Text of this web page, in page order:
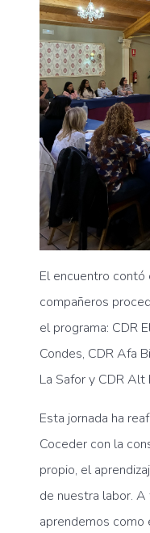
El encuentro contó
compañeros
el programa: CDR
Condes, CDR Afa
La Safor y CDR Alt
Esta jornada ha
Coceder con la
propio, el
de nuestra labor.
aprendemos